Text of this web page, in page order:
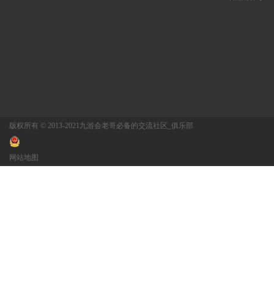
版权所有 © 2013-2021九游会老哥必备的交流社区_俱乐部
网站地图